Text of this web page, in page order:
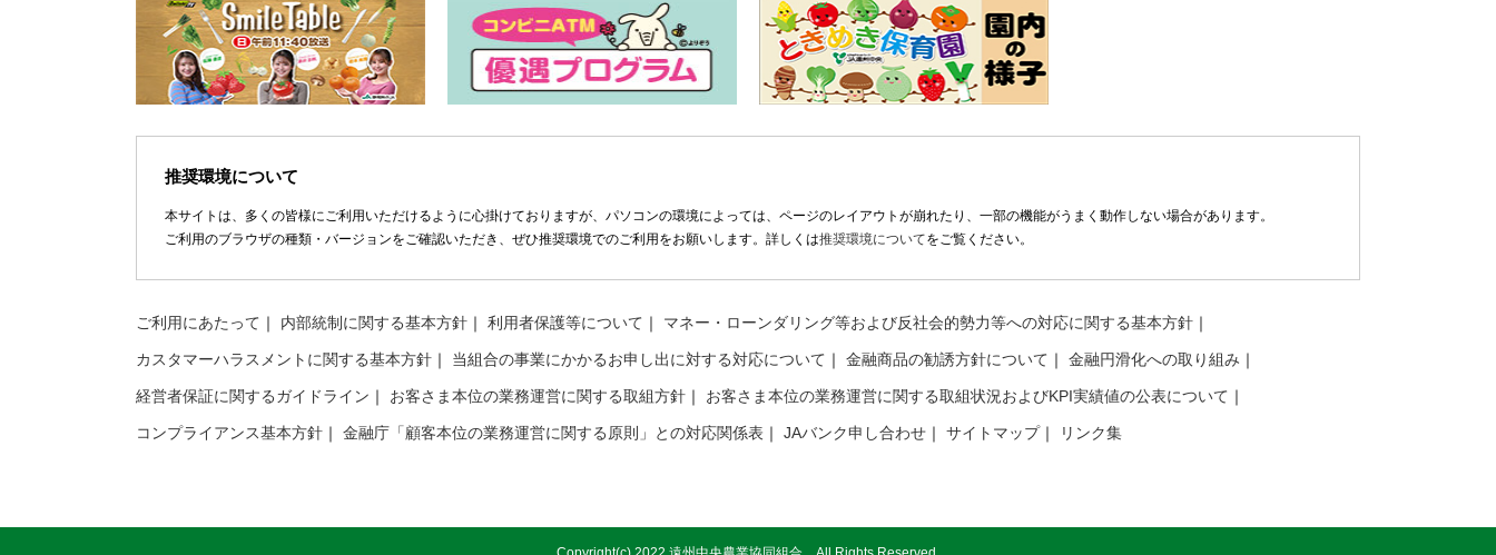
推奨環境について
本サイトは、多くの皆様にご利用いただけるように心掛けておりますが、パソコンの環境によっては、ページのレイアウトが崩れたり、一部の機能がうまく動作しない場合があります。
ご利用のブラウザの種類・バージョンをご確認いただき、ぜひ推奨環境でのご利用をお願いします。詳しくは推奨環境についてをご覧ください。
ご利用にあたって 内部統制に関する基本方針 利用者保護等について マネー・ローンダリング等および反社会的勢力等への対応に関する基本方針
カスタマーハラスメントに関する基本方針 当組合の事業にかかるお申し出に対する対応について 金融商品の勧誘方針について 金融円滑化への取り組み
経営者保証に関するガイドライン お客さま本位の業務運営に関する取組方針 お客さま本位の業務運営に関する取組状況およびKPI実績値の公表について
コンプライアンス基本方針 金融庁「顧客本位の業務運営に関する原則」との対応関係表 JAバンク申し合わせ サイトマップ リンク集